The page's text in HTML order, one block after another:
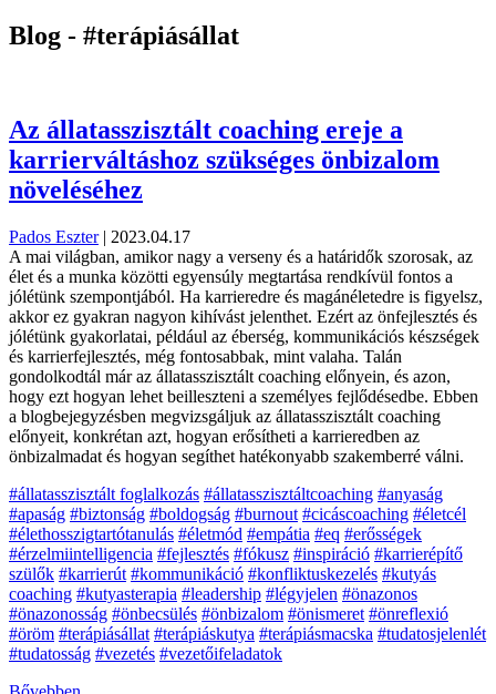
Blog - #terápiásállat
Az állatasszisztált coaching ereje a
karrierváltáshoz szükséges önbizalom
növeléséhez
Pados Eszter| 2023.04.17
A mai világban, amikor nagy a verseny és a határidők szorosak, az
élet és a munka közötti egyensúly megtartása rendkívül fontos a
jólétünk szempontjából. Ha karrieredre és magánéletedre is figyelsz,
akkor ez gyakran nagyon kihívást jelenthet. Ezért az önfejlesztés és
jólétünk gyakorlatai, például az éberség, kommunikációs készségek
és karrierfejlesztés, még fontosabbak, mint valaha. Talán
gondolkodtál már az állatasszisztált coaching előnyein, és azon,
hogy ezt hogyan lehet beilleszteni a személyes fejlődésedbe. Ebben
a blogbejegyzésben megvizsgáljuk az állatasszisztált coaching
előnyeit, konkrétan azt, hogyan erősítheti a karrieredben az
önbizalmadat és hogyan segíthet hatékonyabb szakemberré válni.
#állatasszisztált foglalkozás #állatasszisztáltcoaching #anyaság
#apaság #biztonság #boldogság #burnout #cicáscoaching #életcél
#élethosszigtartótanulás #életmód #empátia #eq #erősségek
#érzelmiintelligencia #fejlesztés #fókusz #inspiráció #karrierépítő
szülők #karrierút #kommunikáció #konfliktuskezelés #kutyás
coaching #kutyasterapia #leadership #légyjelen #önazonos
#önazonosság #önbecsülés #önbizalom #önismeret #önreflexió
#öröm #terápiásállat #terápiáskutya #terápiásmacska #tudatosjelenlét
#tudatosság #vezetés #vezetőifeladatok